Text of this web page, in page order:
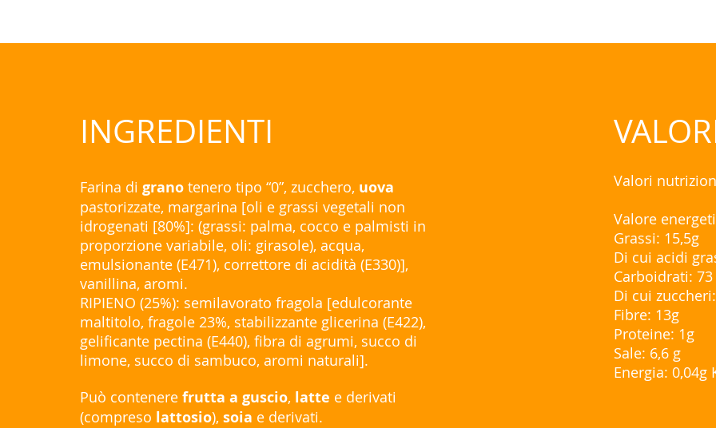
INGREDIENTI
Farina di grano tenero tipo “0”, zucchero, uova
pastorizzate, margarina [oli e grassi vegetali non
idrogenati [80%]: (grassi: palma, cocco e palmisti in
proporzione variabile, oli: girasole), acqua,
emulsionante (E471), correttore di acidità (E330)],
vanillina, aromi.
RIPIENO (25%): semilavorato fragola [edulcorante
maltitolo, fragole 23%, stabilizzante glicerina (E422),
gelificante pectina (E440), fibra di agrumi, succo di
limone, succo di sambuco, aromi naturali].
Può contenere frutta a guscio, latte e derivati
(compreso lattosio), soia e derivati.
Valori
Valore
Grassi: 15,5g
Di cui acidi
Carboidrati: 73
Di cui
Fibre: 13g
Proteine: 1g
Sale: 6,6 g
Energia: 0,04g